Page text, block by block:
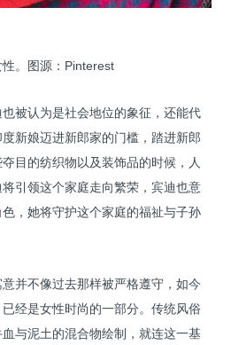
。图源：Pinterest
被认为是社会地位的象征，还能代
新娘迈进新郎家的门槛，踏进新郎
目的纺织物以及装饰品的时候，人
引领这个家庭走向繁荣，宾迪也意
，她将守护这个家庭的福祉与子孙
并不像过去那样被严格遵守，如今
经是女性时尚的一部分。传统风俗
与泥土的混合物绘制，就连这一基